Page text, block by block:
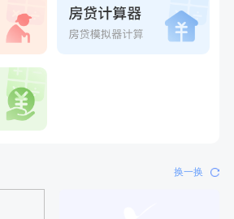
成功预约了心脏病套餐
换一换